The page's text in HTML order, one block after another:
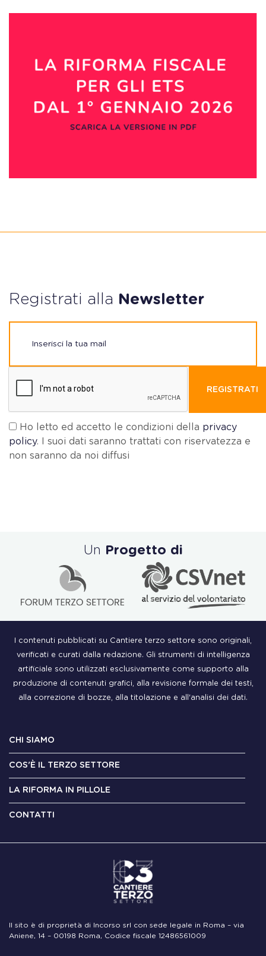
Registrati alla Newsletter
REGISTRATI
Ho letto ed accetto le condizioni della privacy
policy. I suoi dati saranno trattati con riservatezza e
non saranno da noi diffusi
Un Progetto di
I contenuti pubblicati su Cantiere terzo settore sono originali,
verificati e curati dalla redazione. Gli strumenti di intelligenza
artificiale sono utilizzati esclusivamente come supporto alla
produzione di contenuti grafici, alla revisione formale dei testi,
alla correzione di bozze, alla titolazione e all'analisi dei dati.
CHI SIAMO
COS'È IL TERZO SETTORE
LA RIFORMA IN PILLOLE
CONTATTI
Il sito è di proprietà di Incorso srl con sede legale in Roma – via
Aniene, 14 – 00198 Roma, Codice fiscale 12486561009